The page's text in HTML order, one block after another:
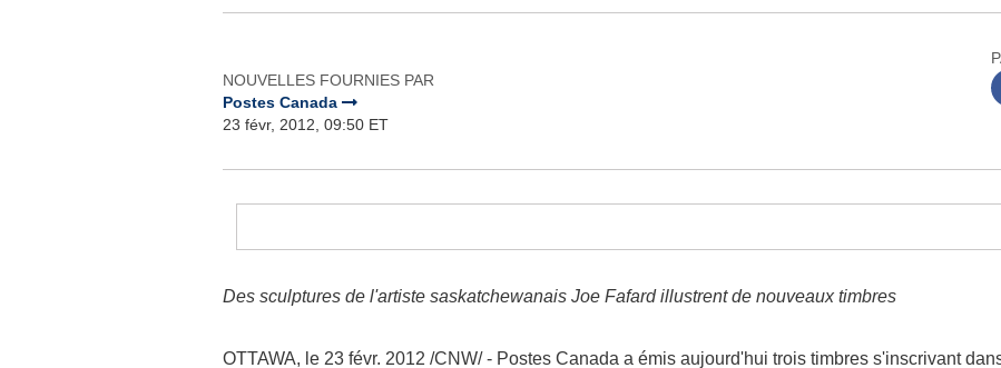
NOUVELLES FOURNIES PAR
Postes Canada
23 févr, 2012, 09:50 ET
Des sculptures de l'artiste saskatchewanais Joe Fafardillustrent de nouveaux timbres
OTTAWA, le 23 févr. 2012 /CNW/ - Postes Canada a émis aujourd'hui trois timbres s'inscrivant